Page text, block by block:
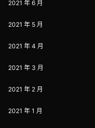
2021 年 6 月
2021 年 5 月
2021 年 4 月
2021 年 3 月
2021 年 2 月
2021 年 1 月